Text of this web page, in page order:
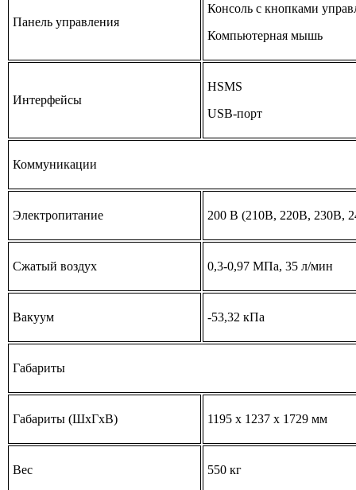
Панель управления
Консоль с кнопками
Компьютерная мышь
Интерфейсы
HSMS
USB-порт
Коммуникации
Электропитание 200 В (210В, 220В, 230В,
Сжатый воздух 0,3-0,97 МПа, 35 л/мин
Вакуум -53,32 кПа
Габариты
Габариты (ШхГхВ) 1195 х 1237 х 1729 мм
Вес 550 кг